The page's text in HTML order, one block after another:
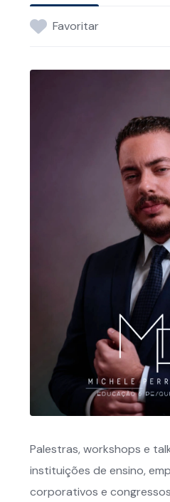
Favoritar
Palestras, workshops e
instituições de ensino,
corporativos e